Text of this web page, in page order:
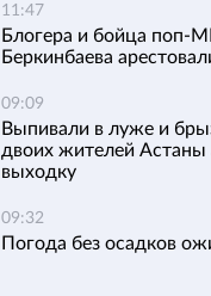
11:47
Блогера и бойца поп-
Беркинбаева
09:09
Выпивали в луже и
двоих жителей Астаны
выходку
09:32
Погода без осадков